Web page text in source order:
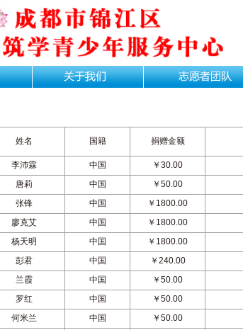
姓名 国籍 捐赠金额
李沛霖 中国 ￥30.00
唐莉 中国 ￥50.00
张锋 中国 ￥1800.00
廖克艾 中国 ￥1800.00
杨天明 中国 ￥1800.00
彭君 中国 ￥240.00
兰霞 中国 ￥50.00
罗红 中国 ￥50.00
何米兰 中国 ￥50.00